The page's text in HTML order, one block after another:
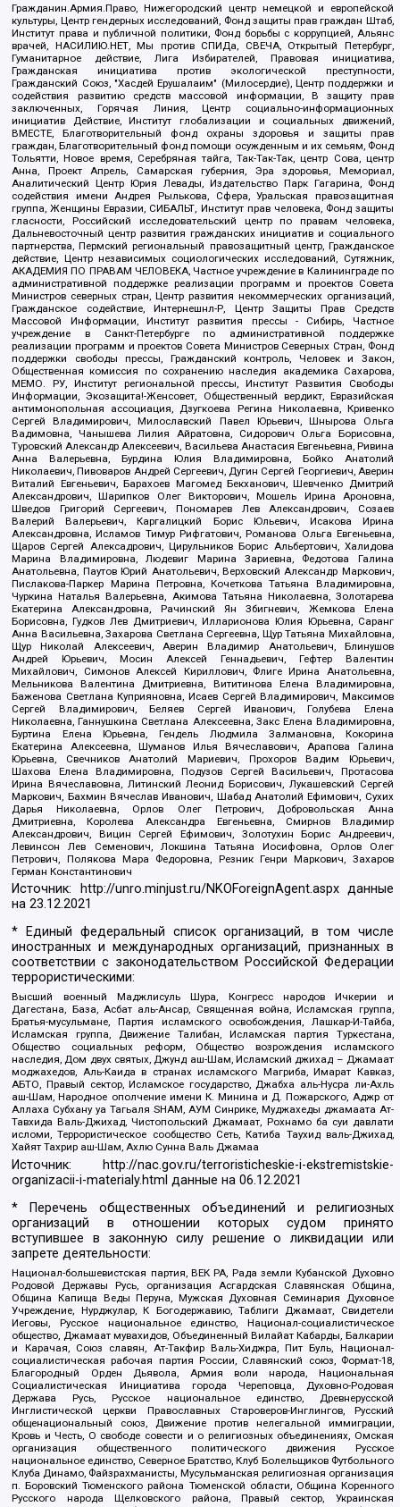
Гражданин.Армия.Право, Нижегородский центр немецкой и европейской
культуры, Центр гендерных исследований, Фонд защиты прав граждан Штаб,
Институт права и публичной политики, Фонд борьбы с коррупцией, Альянс
врачей, НАСИЛИЮ.НЕТ, Мы против СПИДа, СВЕЧА, Открытый Петербург,
Гуманитарное действие, Лига Избирателей, Правовая инициатива,
Гражданская инициатива против экологической преступности,
Гражданский Союз, "Хасдей Ерушалаим" (Милосердие), Центр поддержки и
содействия развитию средств массовой информации, В защиту прав
заключенных, Горячая Линия, Центр социально-информационных
инициатив Действие, Институт глобализации и социальных движений,
ВМЕСТЕ, Благотворительный фонд охраны здоровья и защиты прав
граждан, Благотворительный фонд помощи осужденным и их семьям, Фонд
Тольятти, Новое время, Серебряная тайга, Так-Так-Так, центр Сова, центр
Анна, Проект Апрель, Самарская губерния, Эра здоровья, Мемориал,
Аналитический Центр Юрия Левады, Издательство Парк Гагарина, Фонд
содействия имени Андрея Рылькова, Сфера, Уральская правозащитная
группа, Женщины Евразии, СИБАЛЬТ, Институт прав человека, Фонд защиты
гласности, Российский исследовательский центр по правам человека,
Дальневосточный центр развития гражданских инициатив и социального
партнерства, Пермский региональный правозащитный центр, Гражданское
действие, Центр независимых социологических исследований, Сутяжник,
АКАДЕМИЯ ПО ПРАВАМ ЧЕЛОВЕКА, Частное учреждение в Калининграде по
административной поддержке реализации программ и проектов Совета
Министров северных стран, Центр развития некоммерческих организаций,
Гражданское содействие, Интернешнл-Р, Центр Защиты Прав Средств
Массовой Информации, Институт развития прессы - Сибирь, Частное
учреждение в Санкт-Петербурге по административной поддержке
реализации программ и проектов Совета Министров Северных Стран, Фонд
поддержки свободы прессы, Гражданский контроль, Человек и Закон,
Общественная комиссия по сохранению наследия академика Сахарова,
МЕМО. РУ, Институт региональной прессы, Институт Развития Свободы
Информации, Экозащита!-Женсовет, Общественный вердикт, Евразийская
антимонопольная ассоциация, Дзугкоева Регина Николаевна, Кривенко
Сергей Владимирович, Милославский Павел Юрьевич, Шнырова Ольга
Вадимовна, Чанышева Лилия Айратовна, Сидорович Ольга Борисовна,
Туровский Александр Алексеевич, Васильева Анастасия Евгеньевна, Ривина
Анна Валерьевна, Бурдина Юлия Владимировна, Бойко Анатолий
Николаевич, Пивоваров Андрей Сергеевич, Дугин Сергей Георгиевич, Аверин
Виталий Евгеньевич, Барахоев Магомед Бекханович, Шевченко Дмитрий
Александрович, Шарипков Олег Викторович, Мошель Ирина Ароновна,
Шведов Григорий Сергеевич, Пономарев Лев Александрович, Созаев
Валерий Валерьевич, Каргалицкий Борис Юльевич, Исакова Ирина
Александровна, Исламов Тимур Рифгатович, Романова Ольга Евгеньевна,
Щаров Сергей Алексадрович, Цирульников Борис Альбертович, Халидова
Марина Владимировна, Людевиг Марина Зариевна, Федотова Галина
Анатольевна, Паутов Юрий Анатольевич, Верховский Александр Маркович,
Пислакова-Паркер Марина Петровна, Кочеткова Татьяна Владимировна,
Чуркина Наталья Валерьевна, Акимова Татьяна Николаевна, Золотарева
Екатерина Александровна, Рачинский Ян Збигневич, Жемкова Елена
Борисовна, Гудков Лев Дмитриевич, Илларионова Юлия Юрьевна, Саранг
Анна Васильевна, Захарова Светлана Сергеевна, Щур Татьяна Михайловна,
Щур Николай Алексеевич, Аверин Владимир Анатольевич, Блинушов
Андрей Юрьевич, Мосин Алексей Геннадьевич, Гефтер Валентин
Михайлович, Симонов Алексей Кириллович, Флиге Ирина Анатольевна,
Мельникова Валентина Дмитриевна, Вититинова Елена Владимировна,
Баженова Светлана Куприяновна, Исаев Сергей Владимирович, Максимов
Сергей Владимирович, Беляев Сергей Иванович, Голубева Елена
Николаевна, Ганнушкина Светлана Алексеевна, Закс Елена Владимировна,
Буртина Елена Юрьевна, Гендель Людмила Залмановна, Кокорина
Екатерина Алексеевна, Шуманов Илья Вячеславович, Арапова Галина
Юрьевна, Свечников Анатолий Мариевич, Прохоров Вадим Юрьевич,
Шахова Елена Владимировна, Подузов Сергей Васильевич, Протасова
Ирина Вячеславовна, Литинский Леонид Борисович, Лукашевский Сергей
Маркович, Бахмин Вячеслав Иванович, Шабад Анатолий Ефимович, Сухих
Дарья Николаевна, Орлов Олег Петрович, Добровольская Анна
Дмитриевна, Королева Александра Евгеньевна, Смирнов Владимир
Александрович, Вицин Сергей Ефимович, Золотухин Борис Андреевич,
Левинсон Лев Семенович, Локшина Татьяна Иосифовна, Орлов Олег
Петрович, Полякова Мара Федоровна, Резник Генри Маркович, Захаров
Герман Константинович
Источник: http://unro.minjust.ru/NKOForeignAgent.aspxданные
на23.12.2021
* Единый федеральный список организаций, в том числе
иностранных и международных организаций, признанных в
соответствии с законодательством Российской Федерации
террористическими:
Высший военный Маджлисуль Шура, Конгресс народов Ичкерии и
Дагестана, База, Асбат аль-Ансар, Священная война, Исламская группа,
Братья-мусульмане, Партия исламского освобождения, Лашкар-И-Тайба,
Исламская группа, Движение Талибан, Исламская партия Туркестана,
Общество социальных реформ, Общество возрождения исламского
наследия, Дом двух святых, Джунд аш-Шам, Исламский джихад – Джамаат
моджахедов, Аль-Каида в странах исламского Магриба, Имарат Кавказ,
АБТО, Правый сектор, Исламское государство, Джабха аль-Нусра ли-Ахль
аш-Шам, Народное ополчение имени К. Минина и Д. Пожарского, Аджр от
Аллаха Субхану уа Тагьаля SHAM, АУМ Синрике, Муджахеды джамаата Ат-
Тавхида Валь-Джихад, Чистопольский Джамаат, Рохнамо ба суи давлати
исломи, Террористическое сообщество Сеть, Катиба Таухид валь-Джихад,
Хайят Тахрир аш-Шам, Ахлю Сунна Валь Джамаа
Источник:
http://nac.gov.ru/terroristicheskie-i-ekstremistskie-
organizacii-i-materialy.html данные на06.12.2021
* Перечень общественных объединений и религиозных
организаций в отношении которых судом принято
вступившее в законную силу решение о ликвидации или
запрете деятельности:
Национал-большевистская партия, ВЕК РА, Рада земли Кубанской Духовно
Родовой Державы Русь, организация Асгардская Славянская Община,
Община Капища Веды Перуна, Мужская Духовная Семинария Духовное
Учреждение, Нурджулар, К Богодержавию, Таблиги Джамаат, Свидетели
Иеговы, Русское национальное единство, Национал-социалистическое
общество, Джамаат мувахидов, Объединенный Вилайат Кабарды, Балкарии
и Карачая, Союз славян, Ат-Такфир Валь-Хиджра, Пит Буль, Национал-
социалистическая рабочая партия России, Славянский союз, Формат-18,
Благородный Орден Дьявола, Армия воли народа, Национальная
Социалистическая Инициатива города Череповца, Духовно-Родовая
Держава Русь, Русское национальное единство, Древнерусской
Инглистической церкви Православных Староверов-Инглингов, Русский
общенациональный союз, Движение против нелегальной иммиграции,
Кровь и Честь, О свободе совести и о религиозных объединениях, Омская
организация общественного политического движения Русское
национальное единство, Северное Братство, Клуб Болельщиков Футбольного
Клуба Динамо, Файзрахманисты, Мусульманская религиозная организация
п. Боровский Тюменского района Тюменской области, Община Коренного
Русского народа Щелковского района, Правый сектор, Украинская